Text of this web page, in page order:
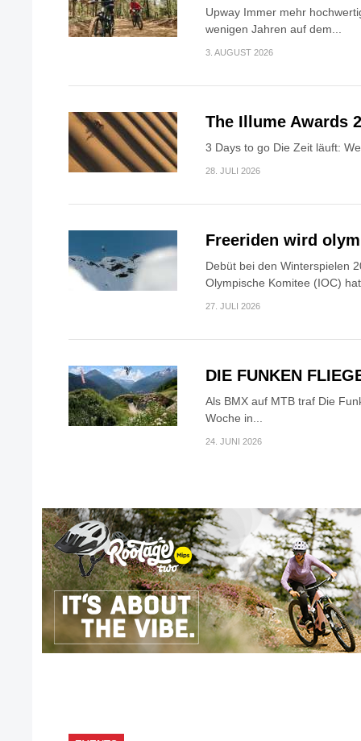
Upway Immer mehr
wenigen Jahren auf dem...
3. AUGUST 2026
The Illume Awards
3 Days to go Die Zeit läuft:
28. JULI 2026
Freeriden wird
Debüt bei den Winterspielen
Olympische Komitee (IOC)
27. JULI 2026
DIE FUNKEN
Als BMX auf MTB traf Die
Woche in...
24. JUNI 2026